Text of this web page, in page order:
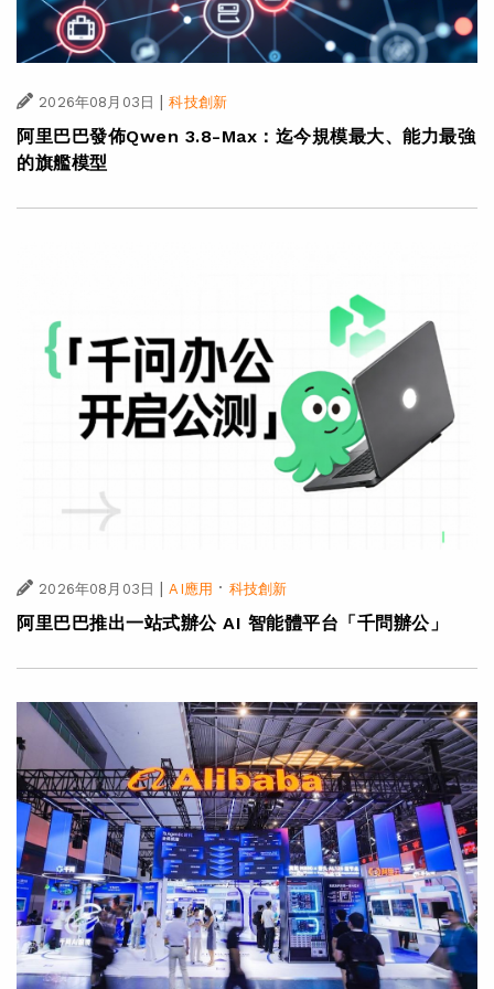
2026年08月03日 | 科技創新
阿里巴巴發佈Qwen 3.8-Max：迄今規模最大、能力最強
的旗艦模型
2026年08月03日 | AI應用 · 科技創新
阿里巴巴推出一站式辦公 AI 智能體平台「千問辦公」